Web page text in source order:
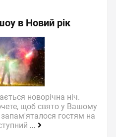
в Новий рік
новорічна ніч.
щоб свято у Вашому
запам'яталося гостям на
...